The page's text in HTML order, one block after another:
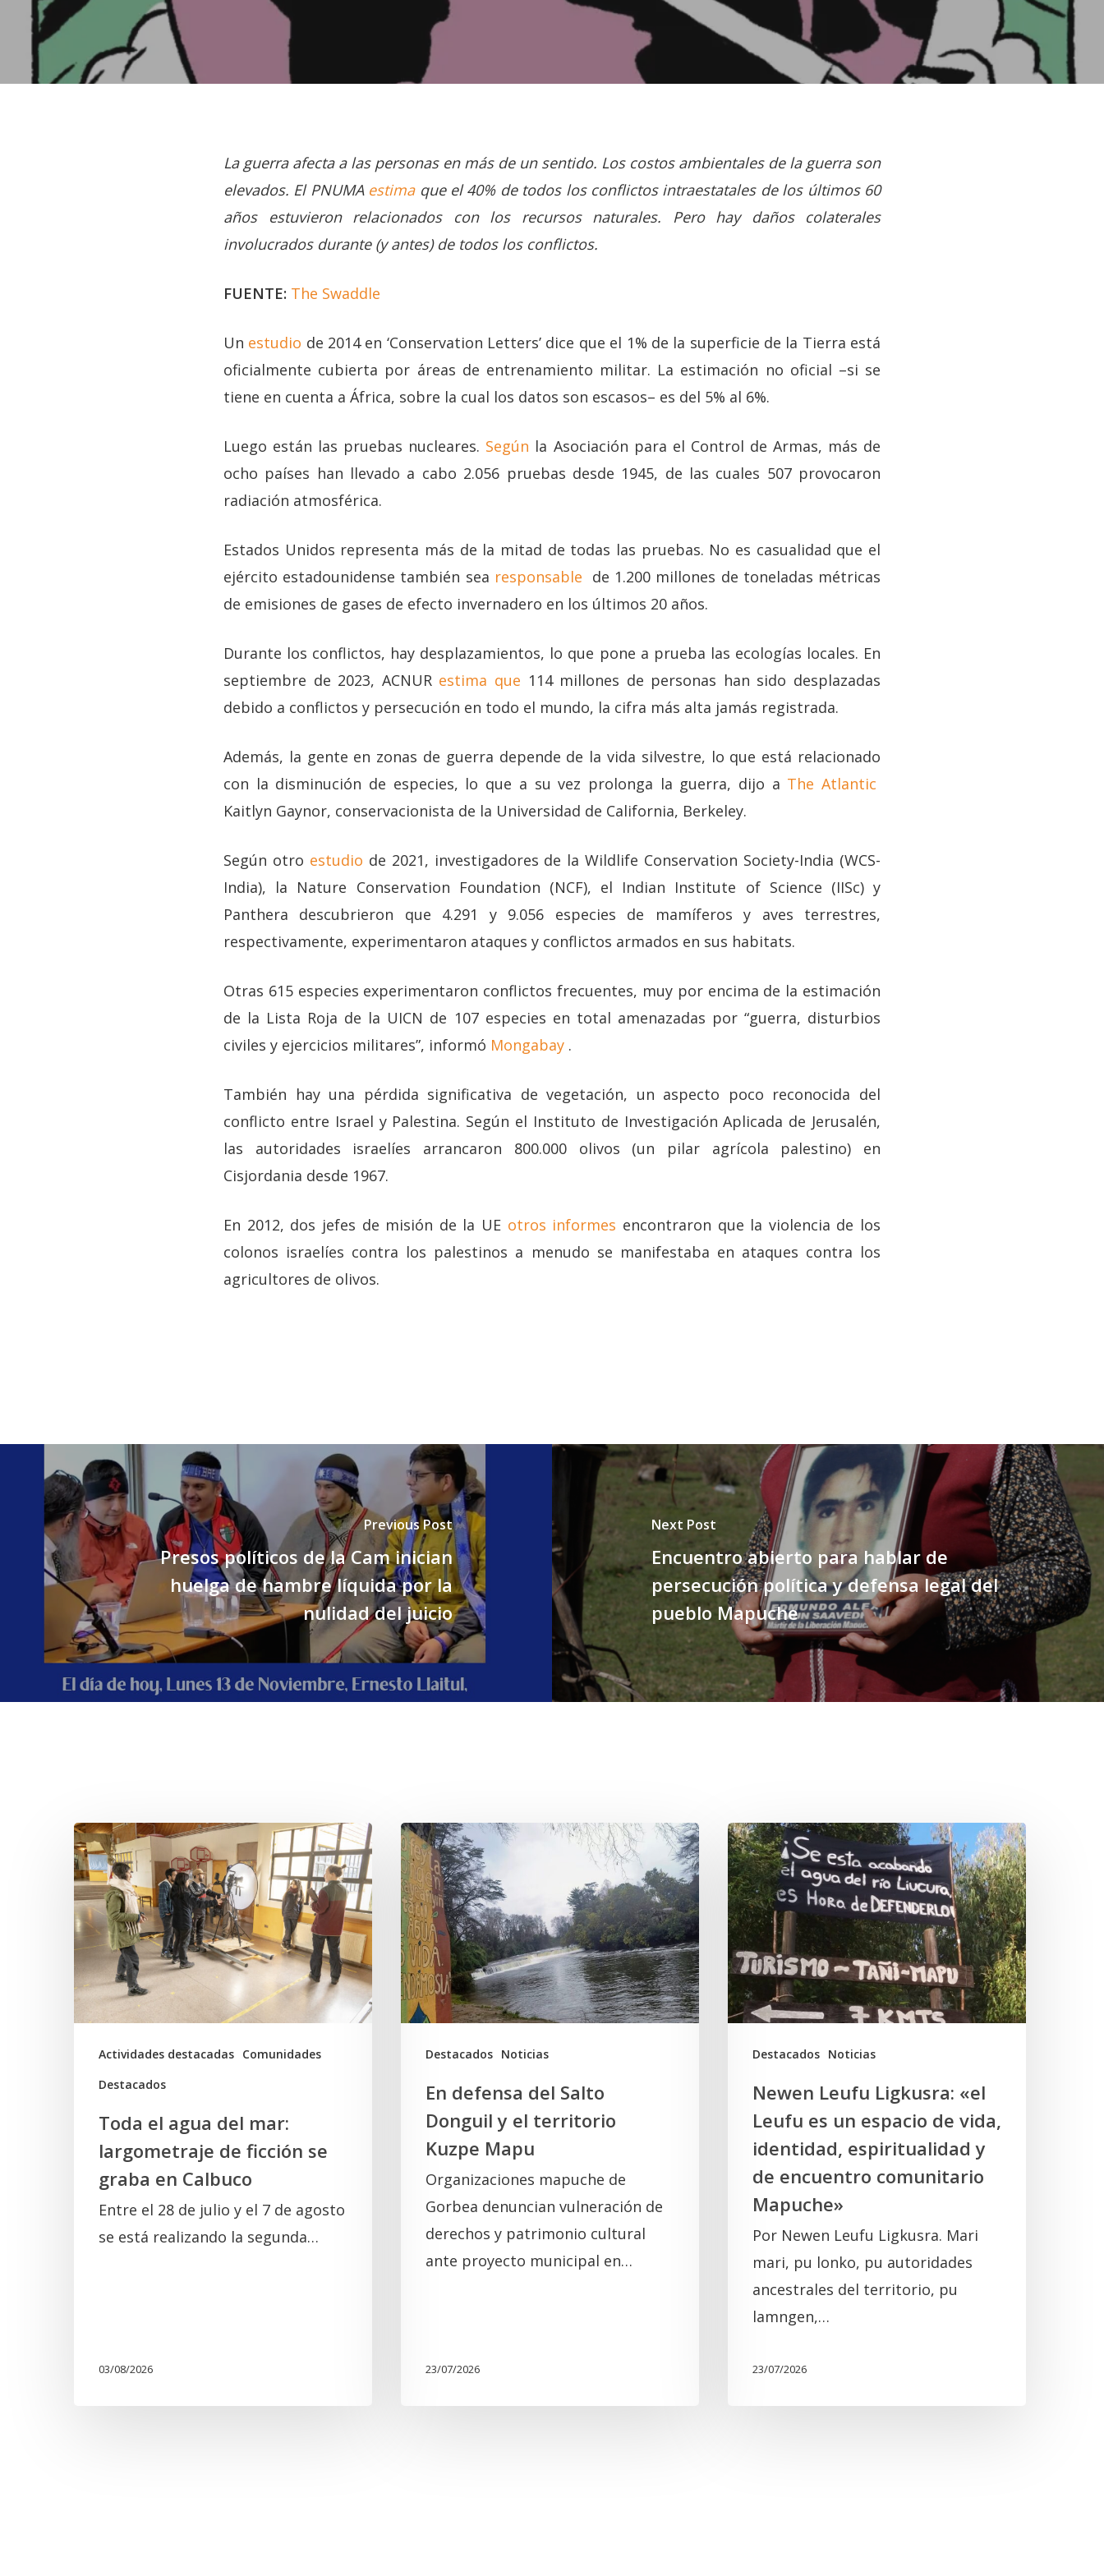
La guerra afecta a las personas en más de un sentido. Los costos ambientales de la guerra son
elevados. El PNUMA estimaque el 40% de todos los conflictos intraestatales de los últimos 60
años estuvieron relacionados con los recursos naturales. Pero hay daños colaterales
involucrados durante (y antes) de todos los conflictos.
FUENTE: The Swaddle
Un estudio de 2014 en ‘Conservation Letters’ dice que el 1% de la superficie de la Tierra está
oficialmente cubierta por áreas de entrenamiento militar. La estimación no oficial –si se
tiene en cuenta a África, sobre la cual los datos son escasos– es del 5% al ​​6%.
Luego están las pruebas nucleares. Según la Asociación para el Control de Armas, más de
ocho países han llevado a cabo 2.056 pruebas desde 1945, de las cuales 507 provocaron
radiación atmosférica.
Estados Unidos representa más de la mitad de todas las pruebas. No es casualidad que el
ejército estadounidense también sea responsable de 1.200 millones de toneladas métricas
de emisiones de gases de efecto invernadero en los últimos 20 años.
Durante los conflictos, hay desplazamientos, lo que pone a prueba las ecologías locales. En
septiembre de 2023, ACNUR estima que 114 millones de personas han sido desplazadas
debido a conflictos y persecución en todo el mundo, la cifra más alta jamás registrada.
Además, la gente en zonas de guerra depende de la vida silvestre, lo que está relacionado
con la disminución de especies, lo que a su vez prolonga la guerra, dijo a The Atlantic
Kaitlyn Gaynor, conservacionista de la Universidad de California, Berkeley.
Según otro estudio de 2021, investigadores de la Wildlife Conservation Society-India (WCS-
India), la Nature Conservation Foundation (NCF), el Indian Institute of Science (IISc) y
Panthera descubrieron que 4.291 y 9.056 especies de mamíferos y aves terrestres,
respectivamente, experimentaron ataques y conflictos armados en sus habitats.
Otras 615 especies experimentaron conflictos frecuentes, muy por encima de la estimación
de la Lista Roja de la UICN de 107 especies en total amenazadas por “guerra, disturbios
civiles y ejercicios militares”, informó Mongabay .
También hay una pérdida significativa de vegetación, un aspecto poco reconocida del
conflicto entre Israel y Palestina. Según el Instituto de Investigación Aplicada de Jerusalén,
las autoridades israelíes arrancaron 800.000 olivos (un pilar agrícola palestino) en
Cisjordania desde 1967.
En 2012, dos jefes de misión de la UE otros informes encontraron que la violencia de los
colonos israelíes contra los palestinos a menudo se manifestaba en ataques contra los
agricultores de olivos.
Previous Post
Presos políticos de la Cam inician
huelga de hambre líquida por la
nulidad del juicio
Next Post
Encuentro abierto para hablar de
persecución política y defensa legal del
pueblo Mapuche
Actividades destacadas Comunidades
Destacados
Toda
el
agua
del
mar:
largometraje
de
ficción
graba
Calbuco
Toda el agua del mar:
largometraje de ficción se
graba en Calbuco
Entre el 28 de julio y el 7 de agosto
se está realizando la segunda…
03/08/2026
Destacados Noticias
En
defensa
del
Salto
Donguil
y
el
territorio
Kuzpe
En defensa del Salto
Donguil y el territorio
Kuzpe Mapu
Organizaciones mapuche de
Gorbea denuncian vulneración de
derechos y patrimonio cultural
ante proyecto municipal en…
23/07/2026
Destacados Noticias
Newen
Leufu
Ligkusra:
«el
Leufu
es
un
espacio
identidad,
espiritualidad
encuentro
comunitario
Mapuche»
Newen Leufu Ligkusra: «el
Leufu es un espacio de vida,
identidad, espiritualidad y
de encuentro comunitario
Mapuche»
Por Newen Leufu Ligkusra. Mari
mari, pu lonko, pu autoridades
ancestrales del territorio, pu
lamngen,…
23/07/2026